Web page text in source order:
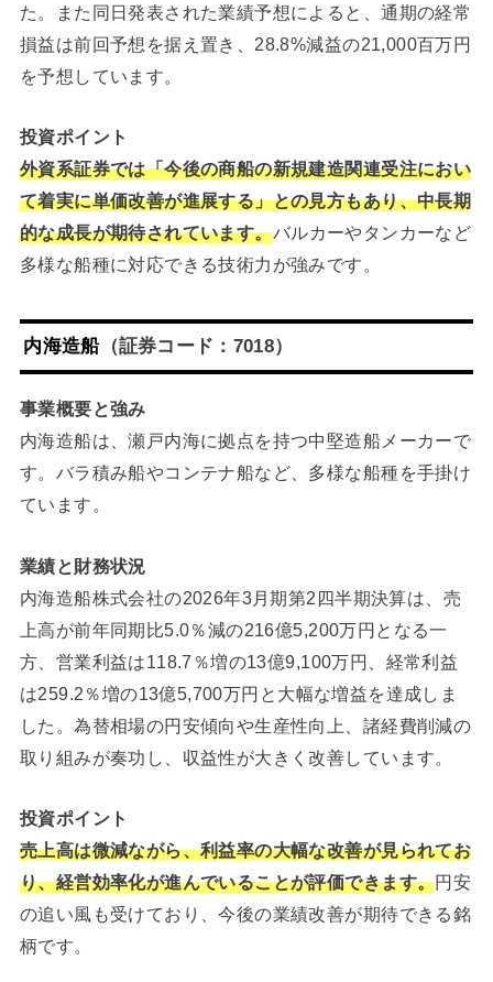
た。また同日発表された業績予想によると、通期の経常
損益は前回予想を据え置き、28.8%減益の21,000百万円
を予想しています。
投資ポイント
外資系証券では「今後の商船の新規建造関連受注におい
て着実に単価改善が進展する」との見方もあり、中長期
的な成長が期待されています。バルカーやタンカーなど
多様な船種に対応できる技術力が強みです。
内海造船（証券コード：7018）
事業概要と強み
内海造船は、瀬戸内海に拠点を持つ中堅造船メーカーで
す。バラ積み船やコンテナ船など、多様な船種を手掛け
ています。
業績と財務状況
内海造船株式会社の2026年3月期第2四半期決算は、売
上高が前年同期比5.0％減の216億5,200万円となる一
方、営業利益は118.7％増の13億9,100万円、経常利益
は259.2％増の13億5,700万円と大幅な増益を達成しま
した。為替相場の円安傾向や生産性向上、諸経費削減の
取り組みが奏功し、収益性が大きく改善しています。
投資ポイント
売上高は微減ながら、利益率の大幅な改善が見られてお
り、経営効率化が進んでいることが評価できます。円安
の追い風も受けており、今後の業績改善が期待できる銘
柄です。